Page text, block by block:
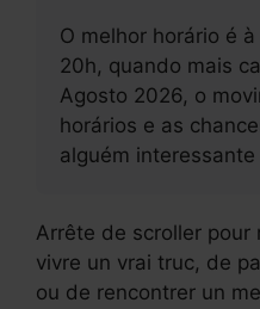
O melhor horário é
20h, quando mais
Agosto 2026, o
horários e as
alguém
Arrête de scroller pour
vivre un vrai truc, de
ou de rencontrer un